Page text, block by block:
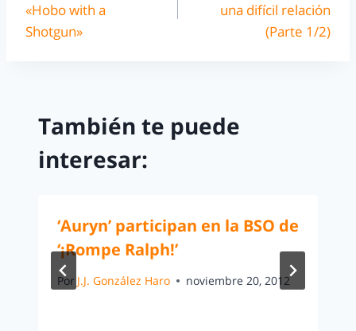
«Hobo with a
Shotgun»
una difícil relación
(Parte 1/2)
También te puede
interesar:
‘Auryn’ participan en la BSO de
‘¡Rompe Ralph!’
Por J.J. González Haro noviembre 20, 2012